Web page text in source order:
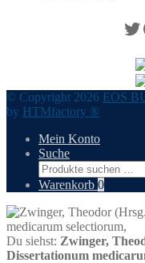
© Copyright 2026 EOS
by HTMfactory ®
Mein Konto
Suche
Suchen
nach:
Warenkorb 0
Du siehst: Zwinger,
Dissertationum